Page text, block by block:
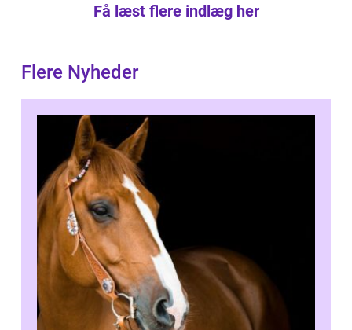
Få læst flere indlæg her
Flere Nyheder